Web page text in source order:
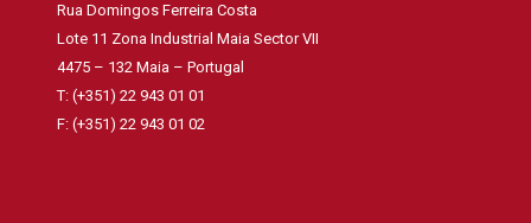
Rua Domingos Ferreira Costa
Lote 11 Zona Industrial Maia Sector VII
4475 – 132 Maia – Portugal
T: (+351) 22 943 01 01
F: (+351) 22 943 01 02